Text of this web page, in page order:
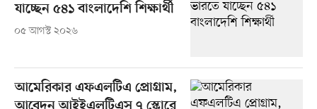
যাচ্ছেন ৫৪১ বাংলাদেশি শিক্ষার্থী
০৫ আগস্ট ২০২৬
আমেরিকার এফএলটিএ প্রোগ্রাম,